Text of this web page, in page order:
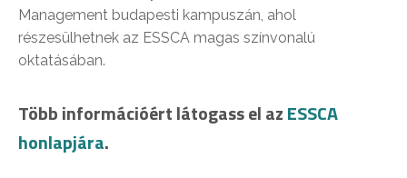
Management budapesti kampuszán, ahol
részesülhetnek az ESSCA magas színvonalú
oktatásában.
Több információért látogass el azESSCA
honlapjára.